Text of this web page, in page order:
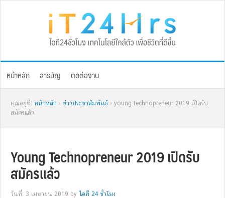
หน้าหลัก สารบัญ ติดต่องาน
คุณอยู่ที่: หน้าหลัก › ข่าวประชาสัมพันธ์ › young technopreneur 2019 เปิดรับ
สมัครแล้ว
Young Technopreneur 2019 เปิดรับ
สมัครแล้ว
วันที่: 3 เมษายน 2019 by ไอที 24 ชั่วโมง